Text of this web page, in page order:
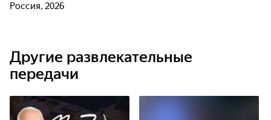
Россия, 2026
Другие развлекательные
передачи